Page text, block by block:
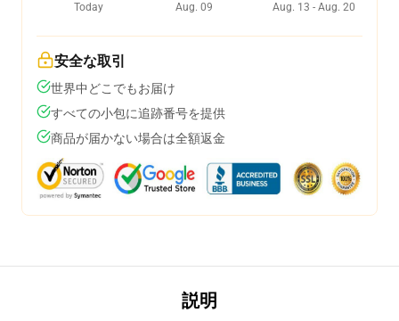
Today
Aug. 09
Aug. 13 - Aug. 20
安全な取引
世界中どこでもお届け
すべての小包に追跡番号を提供
商品が届かない場合は全額返金
説明